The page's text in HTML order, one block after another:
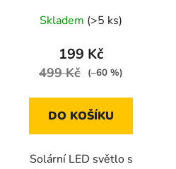
ovládáním, 77 LED
Skladem (>5 ks)
199 Kč
499 Kč (–60 %)
DO KOŠÍKU
Solární LED světlo s